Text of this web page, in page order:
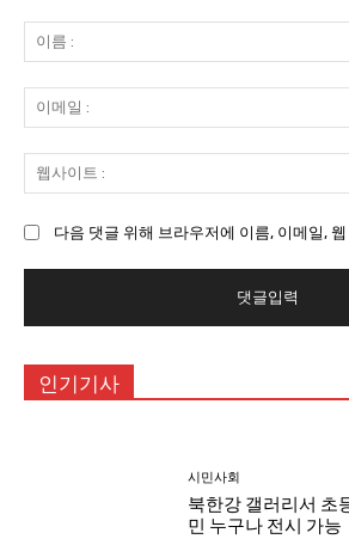
:
다음 댓글 위해 브라우저에 이름, 이메일,
인기기사
시민사회
북한강 갤러리서 초
민 누구나 전시 가능